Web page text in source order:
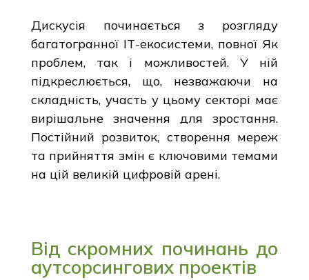
Дискусія починається з розгляду
багатогранної ІТ-екосистеми, повної Як
проблем, так і можливостей. У ній
підкреслюється, що, незважаючи на
складність, участь у цьому секторі має
вирішальне значення для зростання.
Постійний розвиток, створення мереж
та прийняття змін є ключовими темами
на цій великій цифровій арені.
Від скромних починань до
аутсорсингових проектів